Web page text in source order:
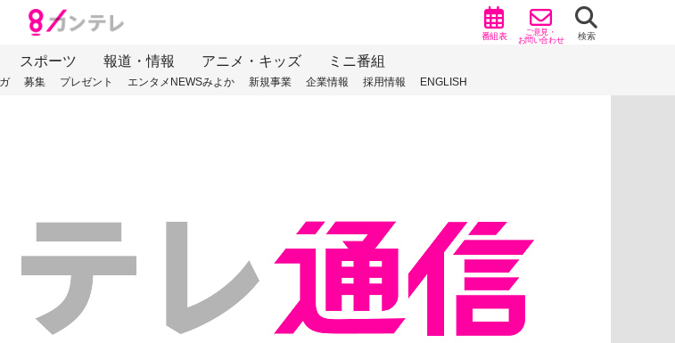
番組表 ご意見・
お問い合わせ 検索
スポーツ 報道・情報 アニメ・キッズ ミニ番組
募集 プレゼント エンタメNEWSみよか 新規事業 企業情報 採用情報 ENGLISH